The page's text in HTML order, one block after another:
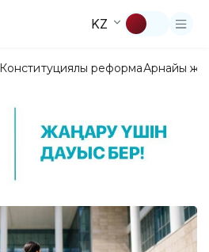
KZ
Конституциялық реформаАрнайы